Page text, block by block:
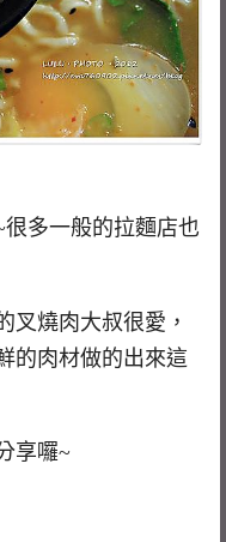
多一般的拉麵店也
叉燒肉大叔很愛，
的肉材做的出來這
享囉~